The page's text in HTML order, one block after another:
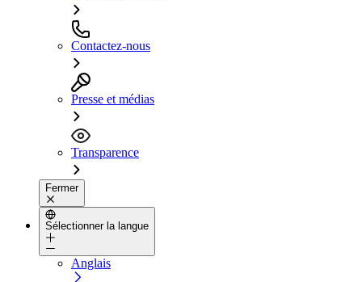
Contactez-nous
Presse et médias
Transparence
Fermer
Sélectionner la langue
Anglais